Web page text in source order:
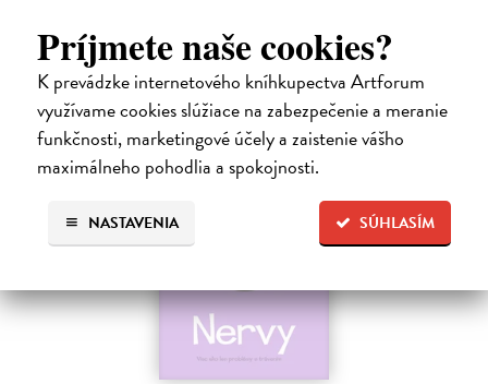
Príjmete naše cookies?
K prevádzke internetového kníhkupectva Artforum
využívame cookies slúžiace na zabezpečenie a meranie
funkčnosti, marketingové účely a zaistenie vášho
maximálneho pohodlia a spokojnosti.
SÚHLASÍM
NASTAVENIA
9,45 €
9,95 € ?